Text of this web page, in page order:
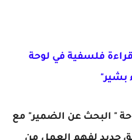
فلسفية في لوحة
بشير"
" البحث عن الضمير" مع